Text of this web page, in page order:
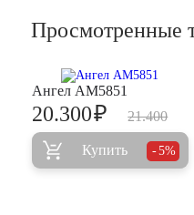
Просмотренные
Ангел AM5851
21.400
20.300₽
Купить 5%